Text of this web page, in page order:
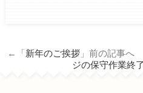
←「新年のご挨拶」前の記事
ジの保守作業終